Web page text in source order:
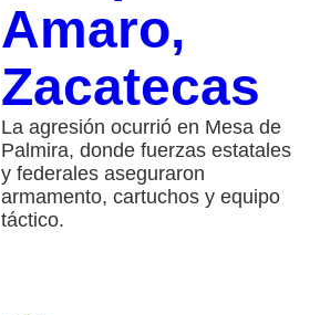
Amaro,
Zacatecas
La agresión ocurrió en Mesa de
Palmira, donde fuerzas estatales
y federales aseguraron
armamento, cartuchos y equipo
táctico.